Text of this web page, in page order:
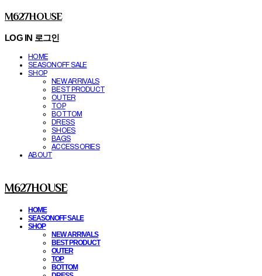
M627HOUSE
LOG IN 로그인
HOME
SEASONOFF SALE
SHOP
NEW ARRIVALS
BEST PRODUCT
OUTER
TOP
BOTTOM
DRESS
SHOES
BAGS
ACCESSORIES
ABOUT
M627HOUSE
HOME
SEASONOFF SALE
SHOP
NEW ARRIVALS
BEST PRODUCT
OUTER
TOP
BOTTOM